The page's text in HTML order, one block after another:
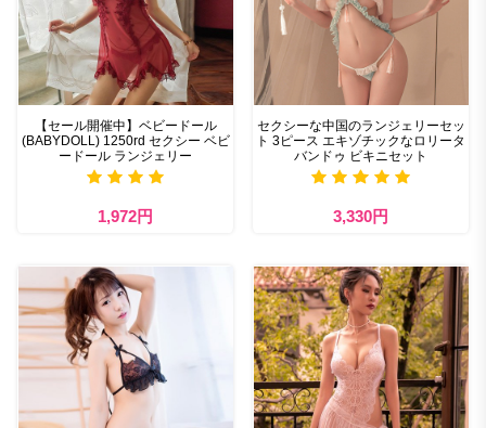
【セール開催中】ベビードール
(BABYDOLL) 1250rd セクシー ベビ
ードール ランジェリー
1,972円
セクシーな中国のランジェリーセッ
ト 3ピース エキゾチックなロリータ
バンドゥ ビキニセット
3,330円